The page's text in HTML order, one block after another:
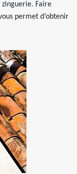
Faire
permet d’obtenir